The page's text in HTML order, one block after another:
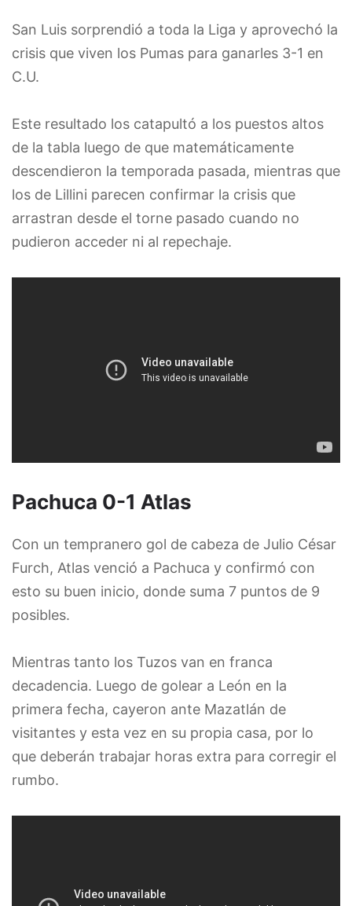
San Luis sorprendió a toda la Liga y aprovechó la
crisis que viven los Pumas para ganarles 3-1 en
C.U.
Este resultado los catapultó a los puestos altos
de la tabla luego de que matemáticamente
descendieron la temporada pasada, mientras que
los de Lillini parecen confirmar la crisis que
arrastran desde el torne pasado cuando no
pudieron acceder ni al repechaje.
Pachuca 0-1 Atlas
Con un tempranero gol de cabeza de Julio César
Furch, Atlas venció a Pachuca y confirmó con
esto su buen inicio, donde suma 7 puntos de 9
posibles.
Mientras tanto los Tuzos van en franca
decadencia. Luego de golear a León en la
primera fecha, cayeron ante Mazatlán de
visitantes y esta vez en su propia casa, por lo
que deberán trabajar horas extra para corregir el
rumbo.